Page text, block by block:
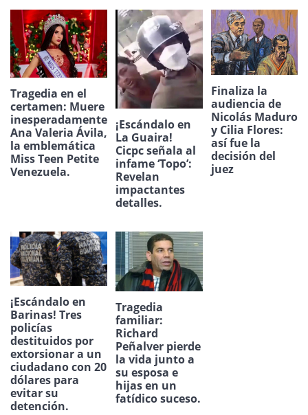
Tragedia en el
certamen: Muere
inesperadamente
Ana Valeria Ávila,
la emblemática
Miss Teen Petite
Venezuela.
¡Escándalo en
La Guaira!
Cicpc señala al
infame ‘Topo’:
Revelan
impactantes
detalles.
Finaliza la
audiencia de
Nicolás Maduro
y Cilia Flores:
así fue la
decisión del
juez
¡Escándalo en
Barinas! Tres
policías
destituidos por
extorsionar a un
ciudadano con 20
dólares para
evitar su
detención.
Tragedia
familiar:
Richard
Peñalver pierde
la vida junto a
su esposa e
hijas en un
fatídico suceso.